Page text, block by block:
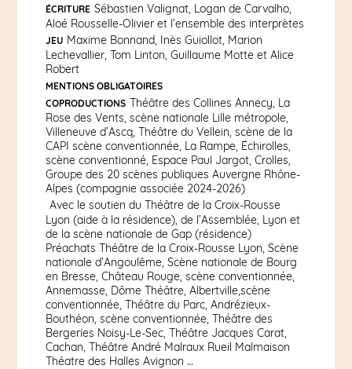
ÉCRITURE Sébastien Valignat, Logan de Carvalho,
Aloé Rousselle-Olivier et l’ensemble des interprètes
JEU Maxime Bonnand, Inès Guiollot, Marion
Lechevallier, Tom Linton, Guillaume Motte et Alice
Robert
MENTIONS OBLIGATOIRES
COPRODUCTIONS Théâtre des Collines Annecy, La
Rose des Vents, scène nationale Lille métropole,
Villeneuve d’Ascq, Théâtre du Vellein, scène de la
CAPI scène conventionnée, La Rampe, Échirolles,
scène conventionné, Espace Paul Jargot, Crolles,
Groupe des 20 scènes publiques Auvergne Rhône-
Alpes (compagnie associée 2024-2026)
Avec le soutien du Théâtre de la Croix-Rousse
Lyon (aide à la résidence), de l’Assemblée, Lyon et
de la scène nationale de Gap (résidence)
Préachats Théâtre de la Croix-Rousse Lyon, Scène
nationale d’Angoulême, Scène nationale de Bourg
en Bresse, Château Rouge, scène conventionnée,
Annemasse, Dôme Théâtre, Albertville,scène
conventionnée, Théâtre du Parc, Andrézieux-
Bouthéon, scène conventionnée, Théâtre des
Bergeries Noisy-Le-Sec, Théâtre Jacques Carat,
Cachan, Théâtre André Malraux Rueil Malmaison
Théatre des Halles Avignon …